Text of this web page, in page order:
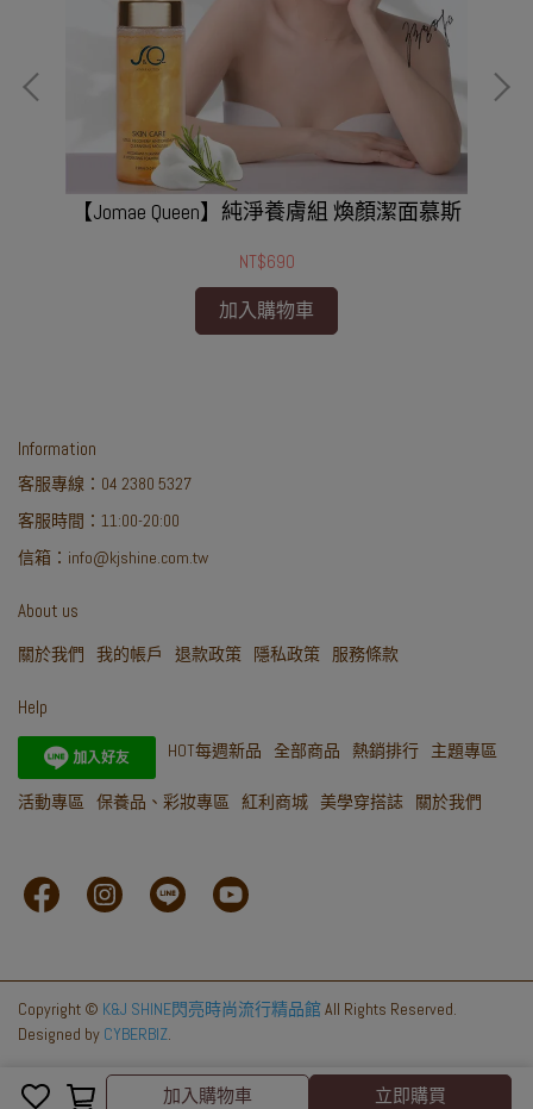
加入購物車 立即購買
【Jomae Queen】純淨養膚組 煥顏潔面慕斯
NT$690
加入購物車
Information
客服專線：04 2380 5327
客服時間：11:00-20:00
信箱：info@kjshine.com.tw
About us
關於我們 我的帳戶 退款政策 隱私政策 服務條款
Help
HOT每週新品 全部商品 熱銷排行 主題專區
活動專區 保養品、彩妝專區 紅利商城 美學穿搭誌 關於我們
Copyright © K&J SHINE閃亮時尚流行精品館 All Rights Reserved.
Designed by CYBERBIZ.